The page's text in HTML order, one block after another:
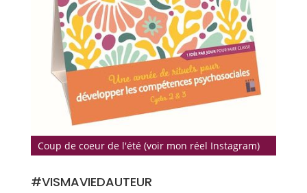
Coup de coeur de l'été (voir mon réel Instagram)
#VISMAVIEDAUTEUR